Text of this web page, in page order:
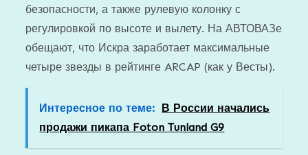
безопасности, а также рулевую колонку с
регулировкой по высоте и вылету. На АВТОВАЗе
обещают, что Искра заработает максимальные
четыре звезды в рейтинге ARCAP (как у Весты).
Интересное по теме: В России начались
продажи пикапа Foton Tunland G9